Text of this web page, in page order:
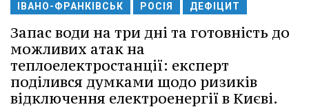
ІВАНО-ФРАНКІВСЬК РОСІЯ ДЕФІЦИТ
Запас води на три дні та готовність до
можливих атак на
теплоелектростанції: експерт
поділився думками щодо ризиків
відключення електроенергії в Києві.